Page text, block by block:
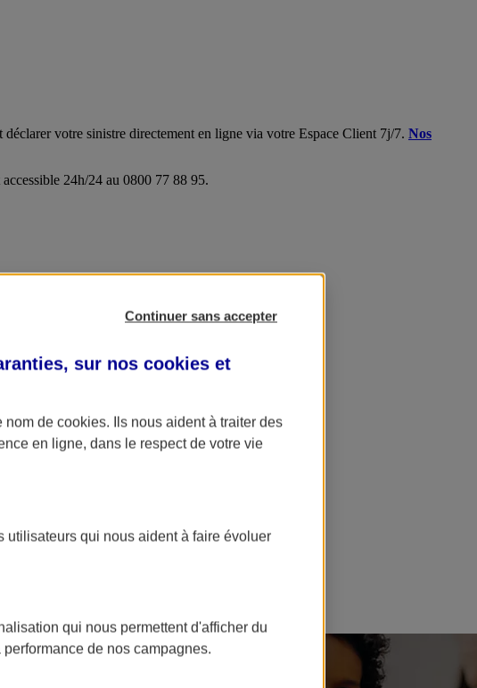
déclarer votre sinistre directement en ligne via votre Espace Client 7j/7. Nos
24h/24 au 0800 77 88 95.
Continuer sans accepter
sur nos cookies et
nom de cookies. Ils nous aident à traiter des
en ligne, dans le respect de votre vie
utilisateurs qui nous aident à faire évoluer
qui nous permettent d'afficher du
de nos campagnes.